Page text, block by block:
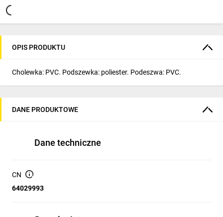
OPIS PRODUKTU
Cholewka: PVC. Podszewka: poliester. Podeszwa: PVC.
DANE PRODUKTOWE
Dane techniczne
CN
64029993